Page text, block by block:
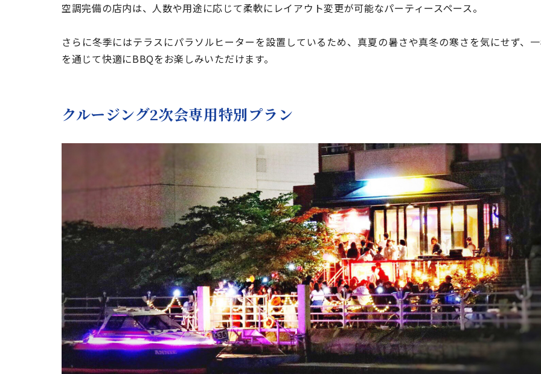
空調完備の店内は、人数や用途に応じて柔軟にレイアウト変更が可能なパーティースペース。
さらに冬季にはテラスにパラソルヒーターを設置しているため、真夏の暑さや真冬の寒さを気にせず、
を通じて快適にBBQをお楽しみいただけます。
クルージング2次会専用特別プラン